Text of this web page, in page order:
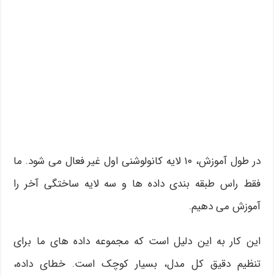
در طول آموزش، ۱۰ لایه کانولوشنی اول غیر فعال می شود. ما
فقط راس طبقه بندی داده ها و سه لایه ساختگی آخر را
آموزش می دهیم.
این کار به این دلیل است که مجموعه داده های ما برای
تنظیم دقیق کل مدل، بسیار کوچک است. خطای داده،